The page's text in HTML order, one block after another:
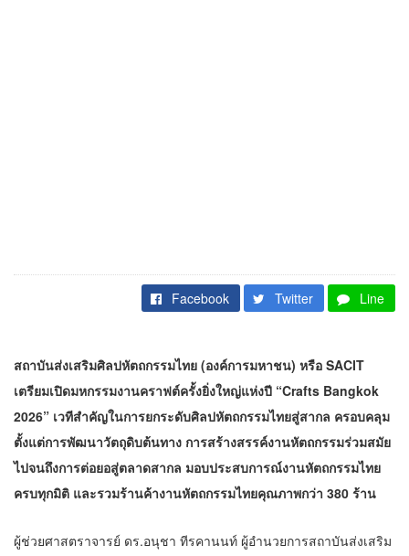
Facebook Twitter Line
สถาบันส่งเสริมศิลปหัตถกรรมไทย (องค์การมหาชน) หรือ SACIT
เตรียมเปิดมหกรรมงานคราฟต์ครั้งยิ่งใหญ่แห่งปี “Crafts Bangkok
2026” เวทีสำคัญในการยกระดับศิลปหัตถกรรมไทยสู่สากล ครอบคลุม
ตั้งแต่การพัฒนาวัตถุดิบต้นทาง การสร้างสรรค์งานหัตถกรรมร่วมสมัย
ไปจนถึงการต่อยอสู่ตลาดสากล มอบประสบการณ์งานหัตถกรรมไทย
ครบทุกมิติ และรวมร้านค้างานหัตถกรรมไทยคุณภาพกว่า 380 ร้าน
ผู้ช่วยศาสตราจารย์ ดร.อนุชา ทีรคานนท์ ผู้อำนวยการสถาบันส่งเสริม